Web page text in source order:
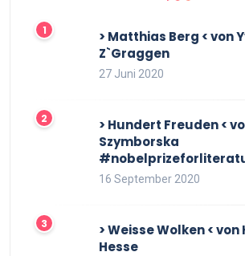
> Matthias Berg < von
Z`Graggen
27 Juni 2020
> Hundert Freuden <
Szymborska
16 September 2020
> Weisse Wolken <
Hesse